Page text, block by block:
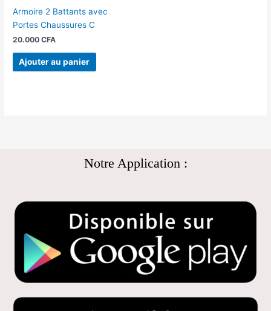
Armoire 2 Battants avec
Portes Chaussures C
20.000CFA
Ajouter au panier
Notre Application :